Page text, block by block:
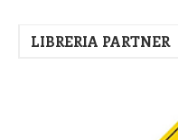
LIBRERIA PARTNER